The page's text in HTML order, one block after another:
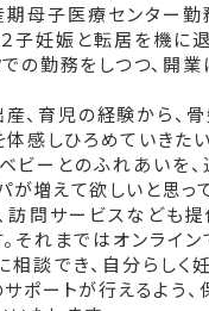
母子医療センター勤
子妊娠と転居を機に
の勤務をしつつ、開
、育児の経験から、
感しひろめていきた
ビーとのふれあいを
が増えて欲しいと思っ
訪問サービスなども提
それまではオンライ
談でき、自分らしく
ポートが行えるよう